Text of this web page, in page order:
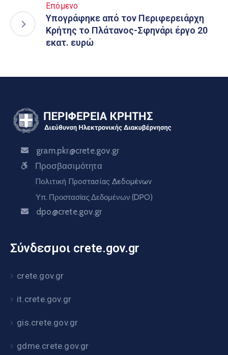
Επόμενο
Υπογράφηκε από τον Περιφερειάρχη
Κρήτης το Πλάτανος-Σφηνάρι έργο 20
εκατ. ευρώ
gram.pkr@crete.gov.gr
Προσβασιμότητα
Πολιτική Προστασίας Δεδομένων
Υπ. Προστασίας Δεδομένων (DPO)
dpo@crete.gov.gr
Σύνδεσμοι crete.gov.gr
crete.gov.gr
it.crete.gov.gr
gis.crete.gov.gr
gdme.crete.gov.gr